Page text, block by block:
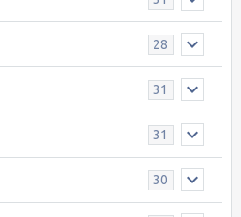
28
31
31
30